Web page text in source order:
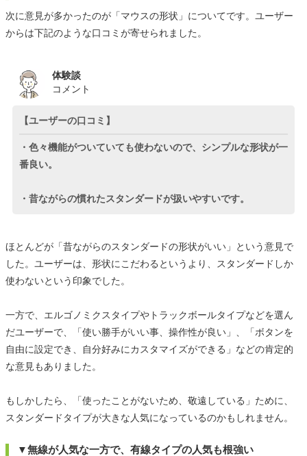
次に意見が多かったのが「マウスの形状」についてです。ユーザー
からは下記のような口コミが寄せられました。
体験談
コメント
【ユーザーの口コミ】
・色々機能がついていても使わないので、シンプルな形状が一
番良い。
・昔ながらの慣れたスタンダードが扱いやすいです。
ほとんどが「昔ながらのスタンダードの形状がいい」という意見で
した。ユーザーは、形状にこだわるというより、スタンダードしか
使わないという印象でした。
一方で、エルゴノミクスタイプやトラックボールタイプなどを選ん
だユーザーで、「使い勝手がいい事、操作性が良い」、「ボタンを
自由に設定でき、自分好みにカスタマイズができる」などの肯定的
な意見もありました。
もしかしたら、「使ったことがないため、敬遠している」ために、
スタンダードタイプが大きな人気になっているのかもしれません。
▼無線が人気な一方で、有線タイプの人気も根強い